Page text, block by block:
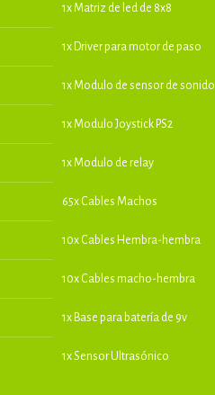
1x Matriz de led de 8x8
1x Driver para motor de paso
1x Modulo de sensor de sonido
1x Modulo Joystick PS2
1x Modulo de relay
65x Cables Machos
10x Cables Hembra-hembra
10x Cables macho-hembra
1x Base para batería de 9v
1x Sensor Ultrasónico